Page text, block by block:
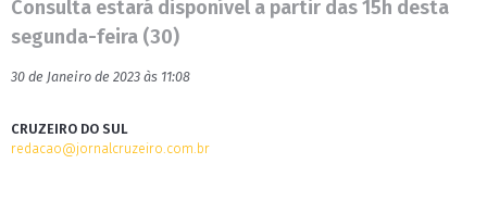
Consulta estará disponível a partir das 15h desta
segunda-feira (30)
30 de Janeiro de 2023 às 11:08
CRUZEIRO DO SUL
redacao@jornalcruzeiro.com.br